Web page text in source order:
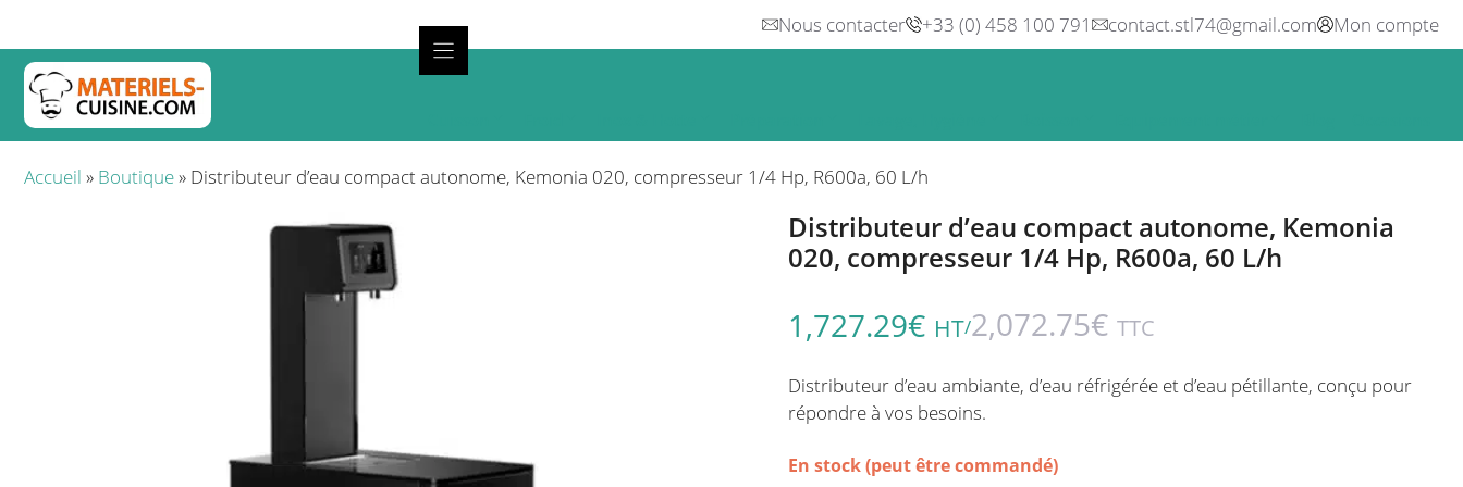
contenu
Nous contacter +33 (0) 458 100 791 contact.stl74@gmail.com Mon compte
Accueil » Boutique» Distributeur d’eau compact autonome, Kemonia 020, compresseur 1/4 Hp, R600a, 60 L/h
Distributeur d’eau compact autonome, Kemonia
020, compresseur 1/4 Hp, R600a, 60 L/h
1,727.29€ HT/2,072.75€ TTC
Distributeur d’eau ambiante, d’eau réfrigérée et d’eau pétillante, conçu pour
répondre à vos besoins.
En stock (peut être commandé)